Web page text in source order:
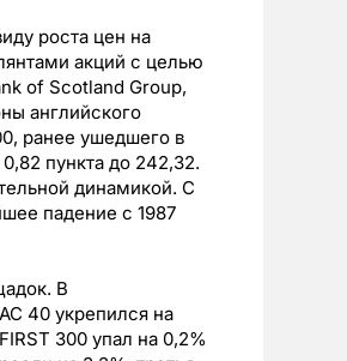
роста цен на
акций с целью
of Scotland Group,
английского
ранее ушедшего в
пункта до 242,32.
динамикой. С
падение с 1987
В
40 укрепился на
300 упал на 0,2%